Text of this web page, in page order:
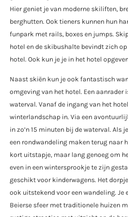
Hier geniet je van moderne skiliften,
berghutten. Ook tieners kunnen hun
funpark met rails, boxes en jumps.
hotel en de skibushalte bevindt zich
hotel. Ook kun je je in het hotel
Naast skiën kun je ook fantastisch
omgeving van het hotel. Een aanrader
waterval. Vanaf de ingang van het
winterlandschap in. Via een
in zo’n 15 minuten bij de waterval. Als
een rondwandeling maken terug naar
kort uitstapje, maar lang genoeg om
even in een wintersprookje te zijn
geschikt voor kinderwagens. Het
ook uitstekend voor een wandeling. Je
Beierse sfeer met traditionele huizen